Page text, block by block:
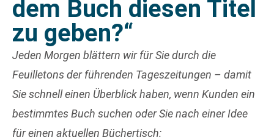
dem Buch diesen Titel
zu geben?“
Jeden Morgen blättern wir für Sie durch die
Feuilletons der führenden Tageszeitungen – damit
Sie schnell einen Überblick haben, wenn Kunden ein
bestimmtes Buch suchen oder Sie nach einer Idee
für einen aktuellen Büchertisch: